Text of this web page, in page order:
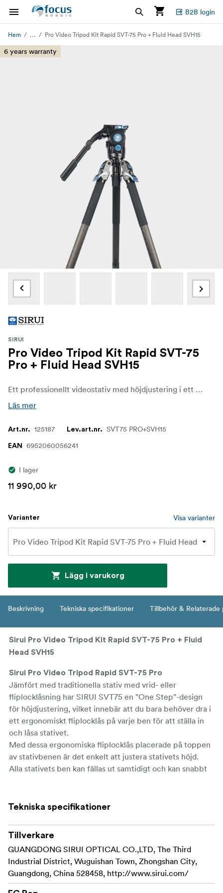
B2B login
Hem ... Pro Video Tripod Kit Rapid SVT-75 Pro + Fluid Head SVH15
6 years warranty
SIRUI
Pro Video Tripod Kit Rapid SVT-75
Pro + Fluid Head SVH15
Ett professionellt videostativ med höjdjustering i ett steg, som är snabbt och stabilt! Kitet innehåller Sirui Tripod SVT-75 Pro och Sirui Fluid Head SVH15
Läs mer
Art.nr. 125187 Lev.art.nr. SVT75 PRO+SVH15
EAN 6952060056241
I lager
11 990,00 kr
Varianter Visa varianter
Lägg i varukorg
Beskrivning Tekniska specifikationer Tillbehör & Relaterade
Sirui Pro Video Tripod Kit Rapid SVT-75 Pro + Fluid
Head SVH15
Sirui Pro Video Tripod Rapid SVT-75 Pro
Jämfört med traditionella stativ med vrid- eller
fliplocklåsning har SIRUI SVT75 en "One Step"-design
för höjdjustering, vilket innebär att du bara behöver dra i
ett ergonomiskt fliplocklås på varje ben för att ställa in
och låsa stativet.
Med dessa ergonomiska fliplocklås placerade på toppen
av stativbenen är det enkelt att justera stativets höjd.
Alla stativets ben kan fällas ut samtidigt och kan snabbt
manuellt justera flera lås på varje ben. Även med tung
ned snabbt och flexibelt, vilket är lämpligt för filmning
med snabba förändringar.
Ergonomisk flip-lock-design gör det enkelt att använda
även med handskar, och med stark låskraft kan benen
låsas säkert.
Tekniska specifikationer
Tillverkare
GUANGDONG SIRUI OPTICAL CO.,LTD, The Third
Industrial District, Wuguishan Town, Zhongshan City,
Guangdong, China 528458, http://www.sirui.com/